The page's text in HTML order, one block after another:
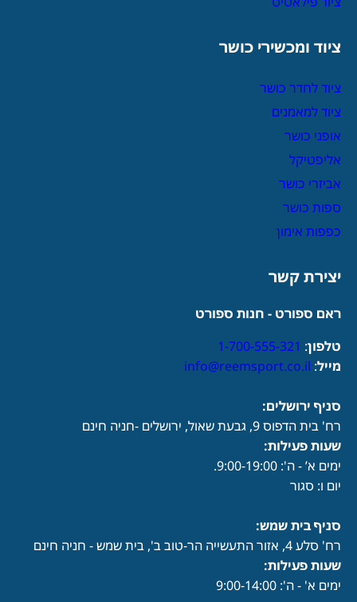
ציוד ומכשירי כושר
ציוד לחדר כושר
ציוד למאמנים
אופני כושר
אליפטיקל
אביזרי כושר
ספות כושר
כפפות אימון
יצירת קשר
ראם ספורט - חנות ספורט
טלפון:
1-700-555-321
מייל:
info@reemsport.co.il
סניף ירושלים:
רח' בית הדפוס 9, גבעת שאול, ירושלים -חניה חינם
שעות פעילות:
ימים א’ - ה': 9:00-19:00.
יום ו: סגור
סניף בית שמש:
רח' סלע 4, אזור התעשייה הר-טוב ב', בית שמש - חניה חינם
שעות פעילות:
ימים א' - ה': 9:00-14:00